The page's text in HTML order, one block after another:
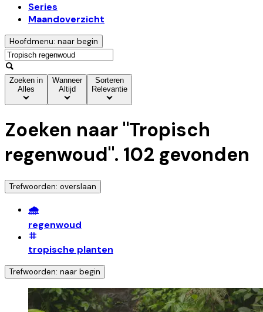
Series
Maandoverzicht
Hoofdmenu: naar begin
Zoeken in
Alles
Wanneer
Altijd
Sorteren
Relevantie
Zoeken naar "Tropisch
regenwoud". 102 gevonden
Trefwoorden: overslaan
🌧️
regenwoud
tropische planten
Trefwoorden: naar begin